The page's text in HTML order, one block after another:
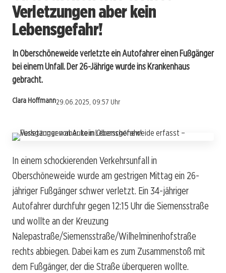
Verletzungen aber kein
Lebensgefahr!
In Oberschöneweide verletzte ein Autofahrer einen Fußgänger
bei einem Unfall. Der 26-Jährige wurde ins Krankenhaus
gebracht.
Clara Hoffmann29.06.2025, 09:57 Uhr
In einem schockierenden Verkehrsunfall in
Oberschöneweide wurde am gestrigen Mittag ein 26-
jähriger Fußgänger schwer verletzt. Ein 34-jähriger
Autofahrer durchfuhr gegen 12:15 Uhr die Siemensstraße
und wollte an der Kreuzung
Nalepastraße/Siemensstraße/Wilhelminenhofstraße
rechts abbiegen. Dabei kam es zum Zusammenstoß mit
dem Fußgänger, der die Straße überqueren wollte.